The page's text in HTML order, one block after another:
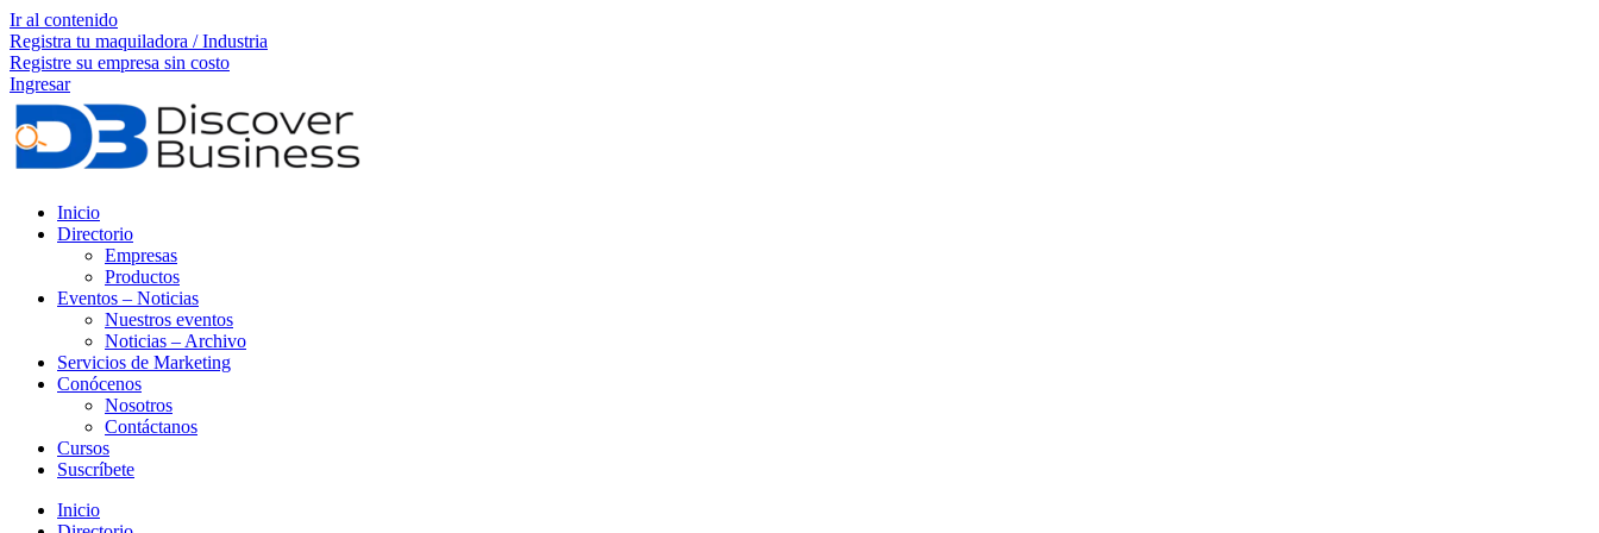
Ir al contenido
Registra tu maquiladora / Industria
Registre su empresa sin costo
Ingresar
Inicio
Directorio
Empresas
Productos
Eventos – Noticias
Nuestros eventos
Noticias – Archivo
Servicios de Marketing
Conócenos
Nosotros
Contáctanos
Cursos
Suscríbete
Inicio